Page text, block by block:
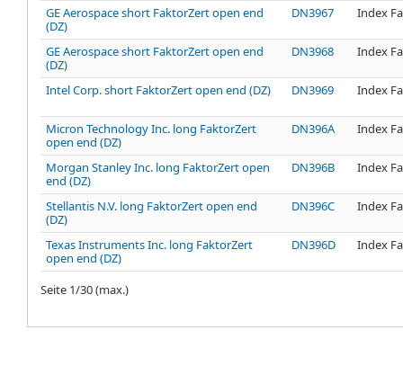
GE Aerospace short FaktorZert open end
(DZ)
DN3967 Index
GE Aerospace short FaktorZert open end
(DZ)
DN3968 Index
Intel Corp. short FaktorZert open end (DZ) DN3969 Index
Micron Technology Inc. long FaktorZert
open end (DZ)
DN396A Index
Morgan Stanley Inc. long FaktorZert open
end (DZ)
DN396B Index
Stellantis N.V. long FaktorZert open end
(DZ)
DN396C Index
Texas Instruments Inc. long FaktorZert
open end (DZ)
DN396D Index
Seite 1/30(max.)